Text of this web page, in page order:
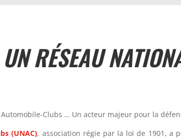
UN RÉSEAU
Automobile-Clubs … Un acteur majeur pour la
(UNAC), association régie par la loi de 1901, a